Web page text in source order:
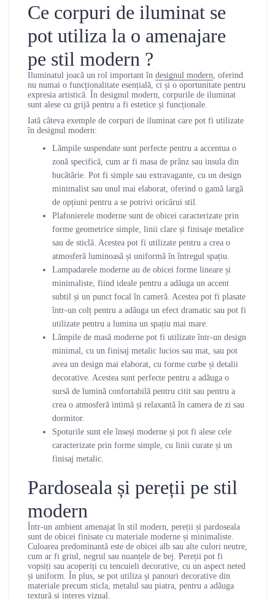
Ce corpuri de iluminat se
pot utiliza la o amenajare
pe stil modern ?
Iluminatul joacă un rol important în designul modern , oferind
nu numai o funcționalitate esențială, ci și o oportunitate pentru
expresia artistică. În designul modern, corpurile de iluminat
sunt alese cu grijă pentru a fi estetice și funcționale.
Iată câteva exemple de corpuri de iluminat care pot fi utilizate
în designul modern:
Lămpile suspendate sunt perfecte pentru a accentua o
zonă specifică, cum ar fi masa de prânz sau insula din
bucătărie. Pot fi simple sau extravagante, cu un design
minimalist sau unul mai elaborat, oferind o gamă largă
de opțiuni pentru a se potrivi oricărui stil.
Plafonierele moderne sunt de obicei caracterizate prin
forme geometrice simple, linii clare și finisaje metalice
sau de sticlă. Acestea pot fi utilizate pentru a crea o
atmosferă luminoasă și uniformă în întregul spațiu.
Lampadarele moderne au de obicei forme lineare și
minimaliste, fiind ideale pentru a adăuga un accent
subtil și un punct focal în cameră. Acestea pot fi plasate
într-un colț pentru a adăuga un efect dramatic sau pot fi
utilizate pentru a lumina un spațiu mai mare.
Lămpile de masă moderne pot fi utilizate într-un design
minimal, cu un finisaj metalic lucios sau mat, sau pot
avea un design mai elaborat, cu forme curbe și detalii
decorative. Acestea sunt perfecte pentru a adăuga o
sursă de lumină confortabilă pentru citit sau pentru a
crea o atmosferă intimă și relaxantă în camera de zi sau
dormitor.
Spoturile sunt ele înseși moderne și pot fi alese cele
caracterizate prin forme simple, cu linii curate și un
finisaj metalic.
Pardoseala și pereții pe stil
modern
Într-un ambient amenajat în stil modern, pereții și pardoseala
sunt de obicei finisate cu materiale moderne și minimaliste.
Culoarea predominantă este de obicei alb sau alte culori neutre,
cum ar fi griul, negrul sau nuanțele de bej. Pereții pot fi
vopsiți sau acoperiți cu tencuieli decorative, cu un aspect neted
și uniform. În plus, se pot utiliza și panouri decorative din
materiale precum sticla, metalul sau piatra, pentru a adăuga
textură și interes vizual.